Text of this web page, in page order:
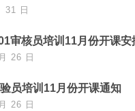
31 日
审核员培训11月份开课安
26 日
员培训11月份开课通知
26 日